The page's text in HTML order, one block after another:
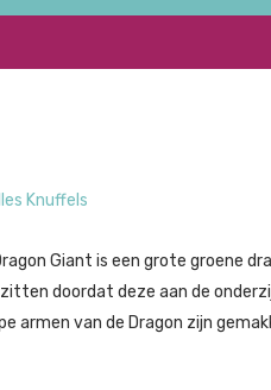
Knuffels
Giant is een grote groene
doordat deze aan de
armen van de Dragon zijn